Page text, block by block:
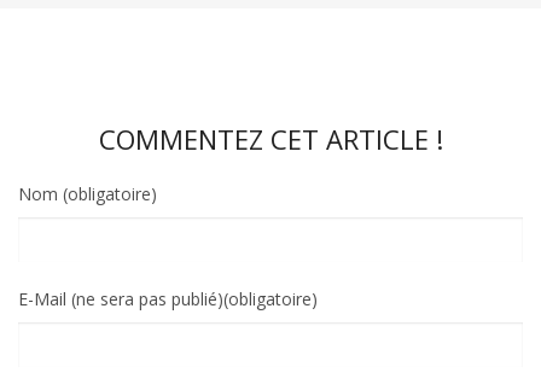
COMMENTEZ CET ARTICLE !
Nom (obligatoire)
E-Mail (ne sera pas publié)(obligatoire)